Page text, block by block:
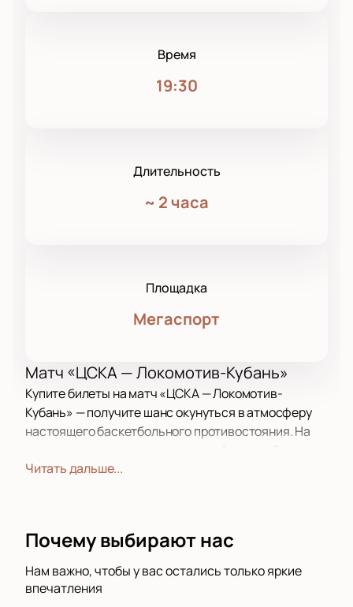
Время
19:30
Длительность
~ 2 часа
Площадка
Мегаспорт
Матч «ЦСКА — Локомотив-Кубань»
Купите билеты на матч «ЦСКА — Локомотив-
Кубань» — получите шанс окунуться в атмосферу
настоящего баскетбольного противостояния. На
страны. Каждое очко, перехват, бросок вызывают
Место проведения
Матч пройдет в ДС «Мегаспорт» — легендарной
арене Москвы. Арена славится отличной
Читать дальше...
Почему выбирают нас
Нам важно, чтобы у вас остались только яркие
впечатления